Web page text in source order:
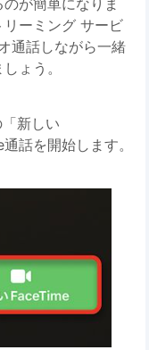
が簡単になりま
ーミング サービ
通話しながら一緒
ょう。
新しい
話を開始します。